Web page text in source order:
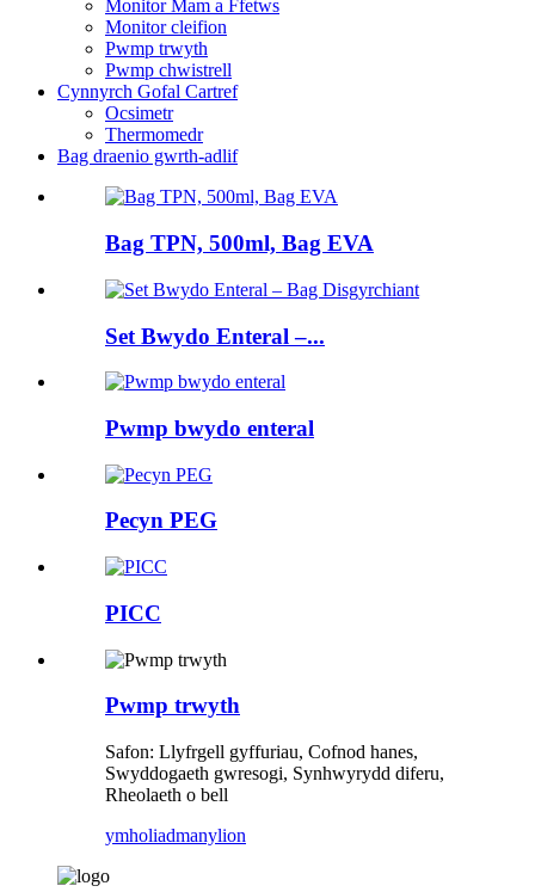
Monitor Mam a Ffetws
Monitor cleifion
Pwmp trwyth
Pwmp chwistrell
Cynnyrch Gofal Cartref
Ocsimetr
Thermomedr
Bag draenio gwrth-adlif
Bag TPN, 500ml, Bag EVA
Set Bwydo Enteral –...
Pwmp bwydo enteral
Pecyn PEG
PICC
Pwmp trwyth
Safon: Llyfrgell gyffuriau, Cofnod hanes,
Swyddogaeth gwresogi, Synhwyrydd diferu,
Rheolaeth o bell
ymholiadmanylion